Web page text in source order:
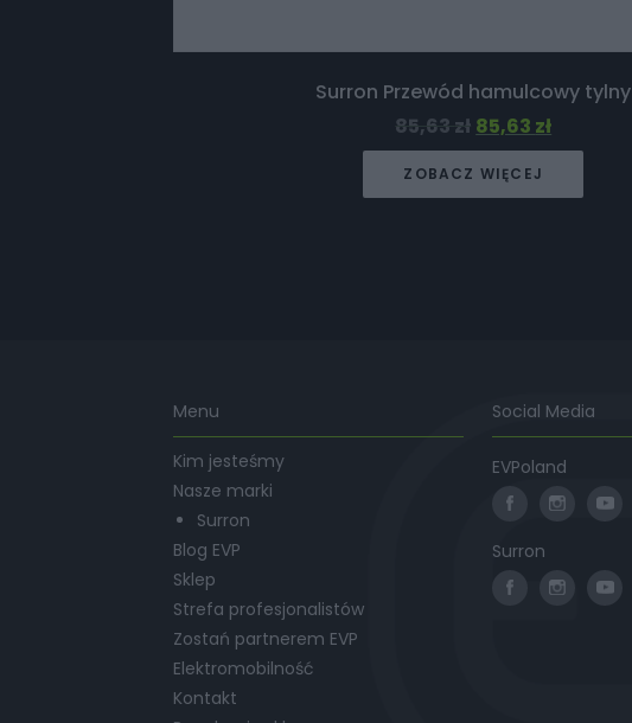
Surron Przewód hamulcowy tylny
85,63 zł 85,63 zł
ZOBACZ WIĘCEJ
Menu
Kim jesteśmy
Nasze marki
Surron
Blog EVP
Sklep
Strefa profesjonalistów
Zostań partnerem EVP
Elektromobilność
Kontakt
Social Media
EVPoland
Surron